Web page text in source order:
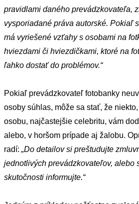
pravidlami daného prevádzkovateľa,
vysporiadané práva autorské. Pokiaľ
má vyriešené vzťahy s osobami na
hviezdami či hviezdičkami, ktoré na
ľahko dostať do problémov.“
Pokiaľ prevádzkovateľ fotobanky
osoby súhlas, môže sa stať, že
osobu, najčastejšie celebritu, vám
alebo, v horšom prípade aj žalobu.
radí: „Do detailov si preštudujte
jednotlivých prevádzkovateľov, alebo
skutočnosti informujte.“